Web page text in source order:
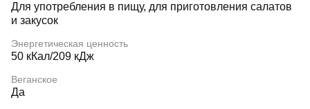
Для употребления в пищу, для приготовления салатов
и закусок
Энергетическая ценность
50 кКал/209 кДж
Веганское
Да